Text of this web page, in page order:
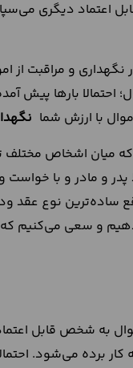
اعتماد دیگری
نگهداری و مراقبت
بارها پیش
با ارزش شما
میان اشخاص مختلف
پدر و مادر و با
ساده‌ترین نوع عقد
و سعی می‌کنیم که
به شخص قابل
برده می‌شود.